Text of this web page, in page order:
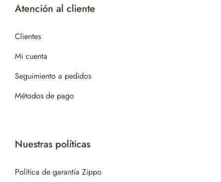
Atención al cliente
Clientes
Mi cuenta
Seguimiento a pedidos
Métodos de pago
Nuestras políticas
Política de garantía Zippo